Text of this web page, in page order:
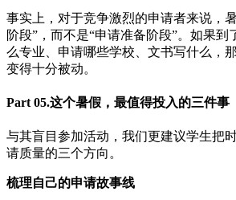
事实上，对于竞争激烈的申请者来说，
阶段”，而不是“申请准备阶段”。如果到
么专业、申请哪些学校、文书写什么，
变得十分被动。
Part 05.这个暑假，最值得投入的三件事
与其盲目参加活动，我们更建议学生把
请质量的三个方向。
梳理自己的申请故事线